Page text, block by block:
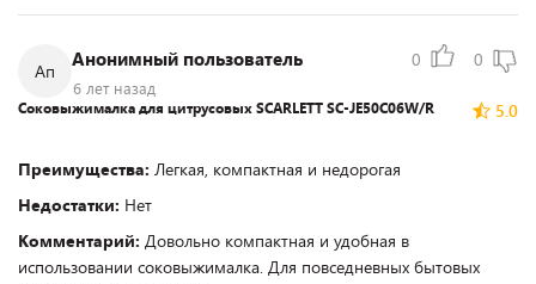
Ап
Анонимный пользователь
6 лет назад
0 0
5.0
Соковыжималка для цитрусовых SCARLETT SC-JE50C06W/R
Преимущества: Легкая, компактная и недорогая
Недостатки: Нет
Комментарий: Довольно компактная и удобная в
использовании соковыжималка. Для повседневных бытовых